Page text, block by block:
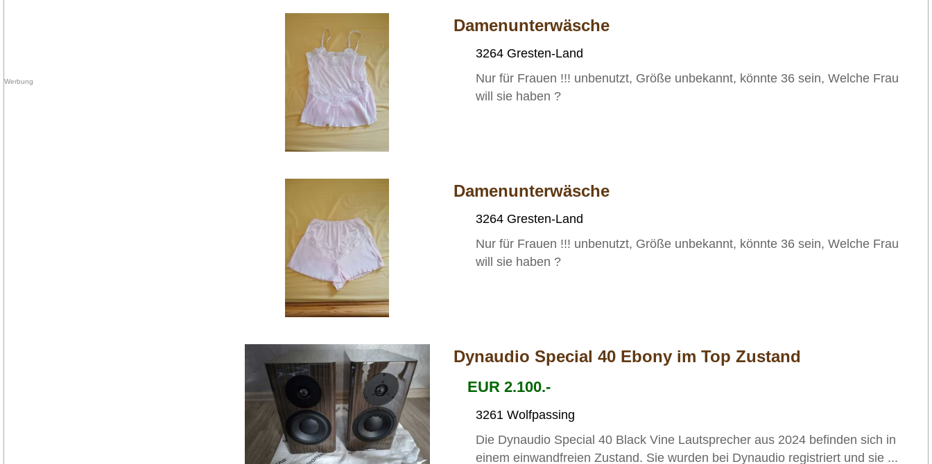
Damenunterwäsche
3264 Gresten-Land
Nur für Frauen !!! unbenutzt, Größe unbekannt, könnte 36 sein, Welche Frau
will sie haben ?
Damenunterwäsche
3264 Gresten-Land
Nur für Frauen !!! unbenutzt, Größe unbekannt, könnte 36 sein, Welche Frau
will sie haben ?
Dynaudio Special 40 Ebony im Top Zustand
EUR 2.100.-
3261 Wolfpassing
Die Dynaudio Special 40 Black Vine Lautsprecher aus 2024 befinden sich in
einem einwandfreien Zustand. Sie wurden bei Dynaudio registriert und sie ...